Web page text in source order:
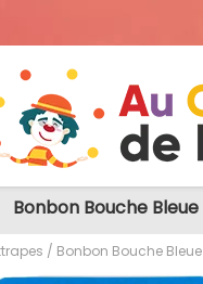
Bonbon Bouche Bleue
/ Bonbon Bouche Bleue